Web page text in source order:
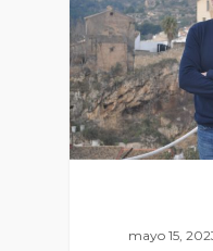
mayo 15,